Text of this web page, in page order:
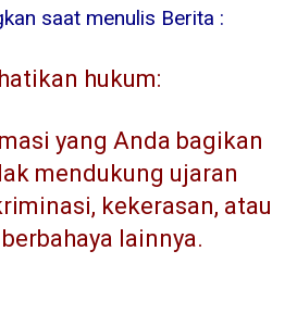
saat menulis Berita :
hukum:
yang Anda bagikan
mendukung ujaran
kekerasan, atau
lainnya.